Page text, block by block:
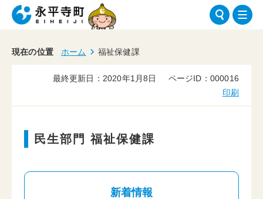
現在の位置 ホーム 福祉保健課
最終更新日：2020年1月8日
ページID：000016
印刷
民生部門 福祉保健課
新着情報